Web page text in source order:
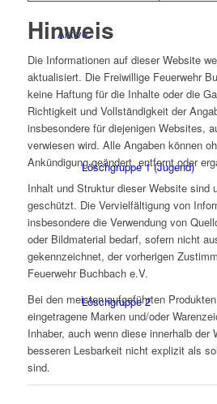
Aktive
Löschgruppe 1 (Jugend)
Löschgruppe 2
Hinweis
Die Informationen auf dieser Website
aktualisiert. Die Freiwillige Feuerwehr
keine Haftung für die Inhalte oder die
Richtigkeit und Vollständigkeit der
insbesondere für diejenigen Websites,
verwiesen wird. Alle Angaben können
Ankündigung geändert, entfernt oder
Inhalt und Struktur dieser Website sind
geschützt. Die Vervielfältigung von
insbesondere die Verwendung von
oder Bildmaterial bedarf, sofern nicht
gekennzeichnet, der vorherigen
Feuerwehr Buchbach e.V.
Bei den meisten aufgeführten
eingetragene Marken und/oder
Inhaber, auch wenn diese innerhalb der
besseren Lesbarkeit nicht explizit als
sind.